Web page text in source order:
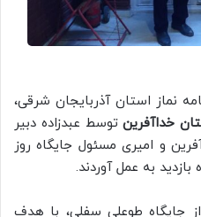
نماز استان آذربایجان شرقی،
خداآفرینتوسط عبدزاده دبیر
و امیری مسئول جایگاه روز
به عمل آوردند.
جایگاه طوعلی سفلی، با هدف